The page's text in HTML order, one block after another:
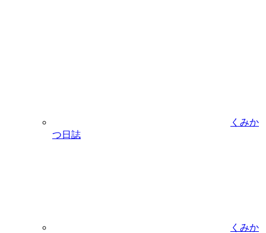
くみか
つ日誌
くみか